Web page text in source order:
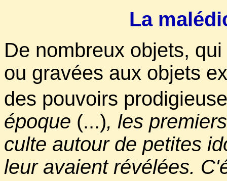
La
De nombreux objets,
ou gravées aux objets
des pouvoirs
époque (...), les
culte autour de petites
leur avaient révélées.